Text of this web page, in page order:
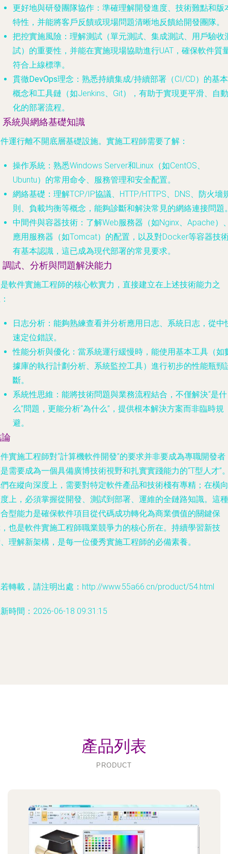
更好地與研發團隊協作 ：準確理解開發進度、技術難點和版
特性，并能將客戶反饋或現場問題清晰地反饋給開發團隊。
把控實施風險 ：理解測試（單元測試、集成測試、用戶驗收
試）的重要性，并能在實施現場協助進行UAT，確保軟件質
符合上線標準。
貫徹DevOps理念 ：熟悉持續集成/持續部署（CI/CD）的基本
概念和工具鏈（如Jenkins、Git），有助于實現更平滑、自動
化的部署流程。
系統與網絡基礎知識
運行離不開底層基礎設施。實施工程師需要了解：
操作系統 ：熟悉Windows Server和Linux（如CentOS、
Ubuntu）的常用命令、服務管理和安全配置。
網絡基礎 ：理解TCP/IP協議、HTTP/HTTPS、DNS、防火墻
則、負載均衡等概念，能夠診斷和解決常見的網絡連接問題
中間件與容器技術 ：了解Web服務器（如Nginx、Apache）
應用服務器（如Tomcat）的配置，以及對Docker等容器技
有基本認識，這已成為現代部署的常見要求。
調試、分析與問題解決能力
軟件實施工程師的核心軟實力，直接建立在上述技術能力之
日志分析 ：能夠熟練查看并分析應用日志、系統日志，從中
速定位錯誤。
性能分析與優化 ：當系統運行緩慢時，能使用基本工具（如
據庫的執行計劃分析、系統監控工具）進行初步的性能瓶頸
斷。
系統性思維 ：能將技術問題與業務流程結合，不僅解決“是什
么”問題，更能分析“為什么”，提供根本解決方案而非臨時規
避。
實施工程師對“計算機軟件開發”的要求并非要成為專職開發者
需要成為一個具備廣博技術視野和扎實實踐能力的“T型人才”
在縱向深度上，需要對特定軟件產品和技術棧有專精；在橫向
上，必須掌握從開發、測試到部署、運維的全鏈路知識。這種
型能力是確保軟件項目從代碼成功轉化為商業價值的關鍵保
也是軟件實施工程師職業競爭力的核心所在。持續學習新技
理解新架構，是每一位優秀實施工程師的必備素養。
轉載，請注明出處：http://www.55a66.cn/product/54.html
時間：2026-06-18 09:31:15
產品列表
PRODUCT